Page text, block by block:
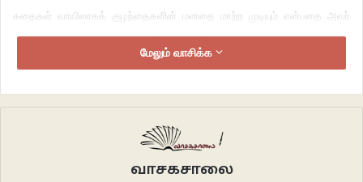
கதைகள் வாயிலாகக் குழந்தைகளின் மனதை மாற்ற முடியும் என்பதை அவர்
அழுத்தம் திருத்தமாக உரைத்தவிதத்தைக் கேட்டாள் சுகந்தி.அட!. ஆமாம்!
இது உண்மைதான்! கதைகள் பல பிரபலங்களின் வாழ்க்கையில் பல
ஆளாக்க வேண்டும் என்பதால் பணியை வி ட்டு விலகி இருக்கிறேன். இனி
தினமும் அவள் படுக்கும் முன்பாகக் கதைகள் அதுவும் நீதிக் கதைகள்
மேலும் வாசிக்க
வாசகசாலை